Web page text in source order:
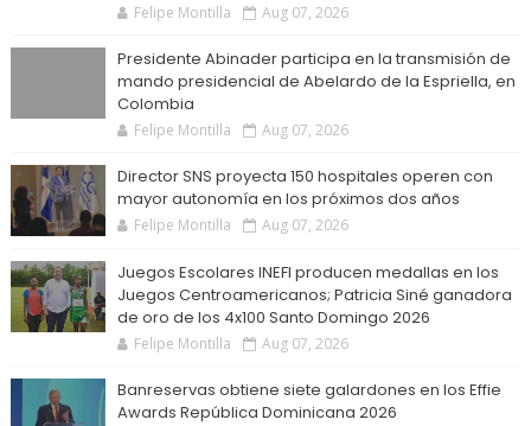
Felipe Montilla Aug 07, 2026
Presidente Abinader participa en la transmisión de
mando presidencial de Abelardo de la Espriella, en
Colombia
Felipe Montilla Aug 07, 2026
Director SNS proyecta 150 hospitales operen con
mayor autonomía en los próximos dos años
Felipe Montilla Aug 07, 2026
Juegos Escolares INEFI producen medallas en los
Juegos Centroamericanos; Patricia Siné ganadora
de oro de los 4x100 Santo Domingo 2026
Felipe Montilla Aug 07, 2026
Banreservas obtiene siete galardones en los Effie
Awards República Dominicana 2026